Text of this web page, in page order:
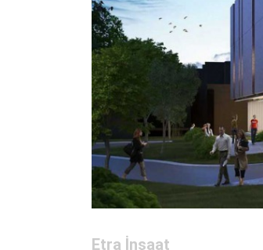
Etra İnşaat